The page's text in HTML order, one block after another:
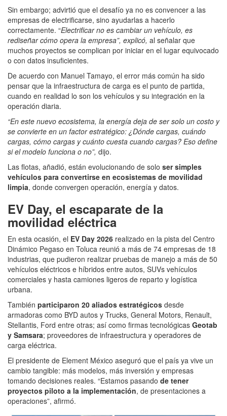
Sin embargo; advirtió que el desafío ya no es convencer a las
empresas de electrificarse, sino ayudarlas a hacerlo
correctamente. “Electrificar no es cambiar un vehículo, es
rediseñar cómo opera la empresa”, explicó, al señalar que
muchos proyectos se complican por iniciar en el lugar equivocado
o con datos insuficientes.
De acuerdo con Manuel Tamayo, el error más común ha sido
pensar que la infraestructura de carga es el punto de partida,
cuando en realidad lo son los vehículos y su integración en la
operación diaria.
“En este nuevo ecosistema, la energía deja de ser solo un costo y
se convierte en un factor estratégico: ¿Dónde cargas, cuándo
cargas, cómo cargas y cuánto cuesta cuando cargas? Eso define
si el modelo funciona o no”, dijo.
Las flotas, añadió, están evolucionando de solo ser simples
vehículos para convertirse en ecosistemas de movilidad
limpia, donde convergen operación, energía y datos.
EV Day, el escaparate de la
movilidad eléctrica
En esta ocasión, el EV Day 2026 realizado en la pista del Centro
Dinámico Pegaso en Toluca reunió a más de 74 empresas de 18
industrias, que pudieron realizar pruebas de manejo a más de 50
vehículos eléctricos e híbridos entre autos, SUVs vehículos
comerciales y hasta camiones ligeros de reparto y logística
urbana.
También participaron 20 aliados estratégicos desde
armadoras como BYD autos y Trucks, General Motors, Renault,
Stellantis, Ford entre otras; así como firmas tecnológicas Geotab
y Samsara; proveedores de infraestructura y operadores de
carga eléctrica.
El presidente de Element México aseguró que el país ya vive un
cambio tangible: más modelos, más inversión y empresas
tomando decisiones reales. “Estamos pasando de tener
proyectos piloto a la implementación, de presentaciones a
operaciones”, afirmó.